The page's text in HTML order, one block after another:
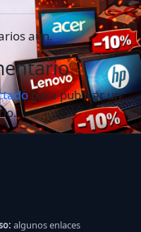
aún.
para publicar un
algunos enlaces